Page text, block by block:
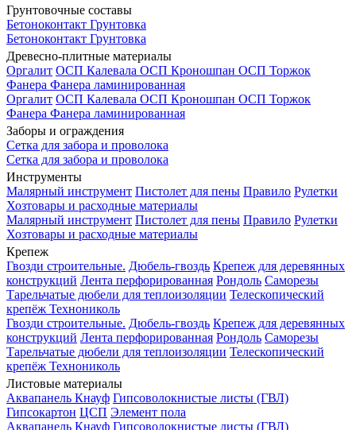
Грунтовочные составы
Бетоноконтакт Грунтовка
Бетоноконтакт Грунтовка
Древесно-плитные материалы
Оргалит ОСП Калевала ОСП Кроношпан ОСП Торжок
Фанера Фанера ламинированная
Оргалит ОСП Калевала ОСП Кроношпан ОСП Торжок
Фанера Фанера ламинированная
Заборы и ограждения
Сетка для забора и проволока
Сетка для забора и проволока
Инструменты
Малярный инструмент Пистолет для пены Правило Рулетки
Хозтовары и расходные материалы
Малярный инструмент Пистолет для пены Правило Рулетки
Хозтовары и расходные материалы
Крепеж
Гвозди строительные. Дюбель-гвоздь Крепеж для деревянных
конструкций Лента перфорированная Рондоль Саморезы
Тарельчатые дюбели для теплоизоляции Телескопический
крепёж Технониколь
Гвозди строительные. Дюбель-гвоздь Крепеж для деревянных
конструкций Лента перфорированная Рондоль Саморезы
Тарельчатые дюбели для теплоизоляции Телескопический
крепёж Технониколь
Листовые материалы
Аквапанель Кнауф Гипсоволокнистые листы (ГВЛ)
Гипсокартон ЦСП Элемент пола
Аквапанель Кнауф Гипсоволокнистые листы (ГВЛ)